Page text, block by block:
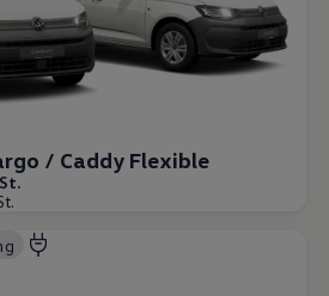
/ Caddy Flexible